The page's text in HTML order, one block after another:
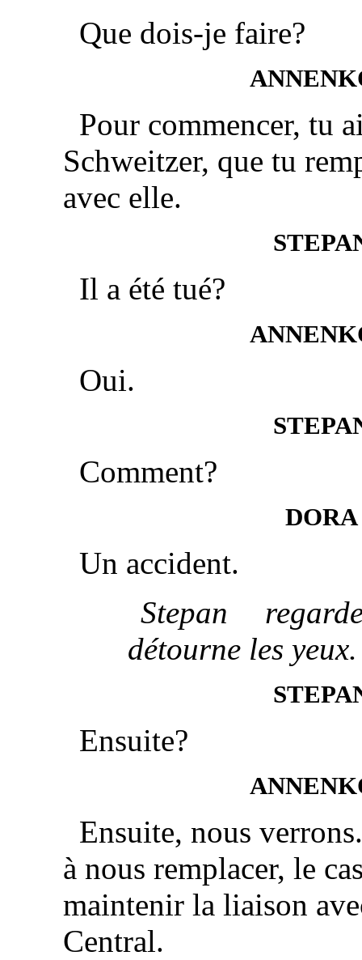
Que dois-je faire?
Pour commencer, tu
Schweitzer, que tu
avec elle.
Il a été tué?
Oui.
Comment?
DORA
Un accident.
Stepan
détourne les yeux.
Ensuite?
Ensuite, nous
à nous remplacer, le
maintenir la liaison
Central.